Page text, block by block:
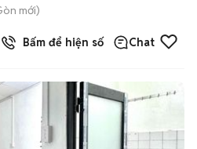
mới)
Bấm để hiện số Chat